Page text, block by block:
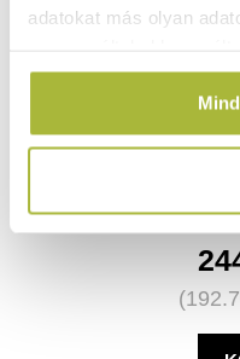
adatokat más olyan
Gázüzemű Grill-Master
(